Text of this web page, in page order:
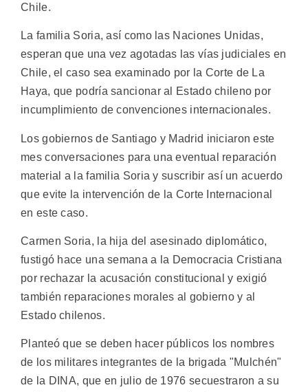
Chile.
La familia Soria, así como las Naciones Unidas,
esperan que una vez agotadas las vías judiciales en
Chile, el caso sea examinado por la Corte de La
Haya, que podría sancionar al Estado chileno por
incumplimiento de convenciones internacionales.
Los gobiernos de Santiago y Madrid iniciaron este
mes conversaciones para una eventual reparación
material a la familia Soria y suscribir así un acuerdo
que evite la intervención de la Corte Internacional
en este caso.
Carmen Soria, la hija del asesinado diplomático,
fustigó hace una semana a la Democracia Cristiana
por rechazar la acusación constitucional y exigió
también reparaciones morales al gobierno y al
Estado chilenos.
Planteó que se deben hacer públicos los nombres
de los militares integrantes de la brigada "Mulchén"
de la DINA, que en julio de 1976 secuestraron a su